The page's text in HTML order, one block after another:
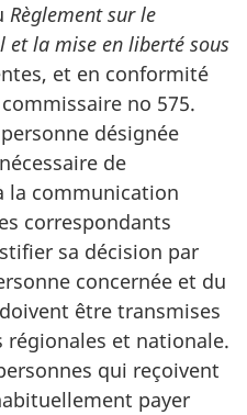
Règlement sur le
et la mise en liberté sous
et en conformité
no 575.
désignée
de
la communication
correspondants
sa décision par
concernée et du
être transmises
et nationale.
qui reçoivent
payer